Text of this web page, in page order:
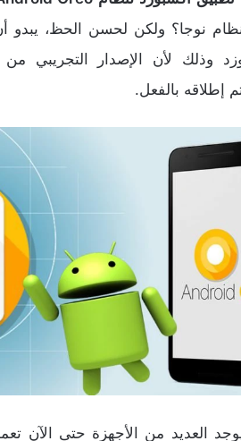
نوجا؟ ولكن لحسن الحظ، يبدو
وذلك لأن الإصدار التجريبي
إطلاقه بالفعل.
العديد من الأجهزة حتى الآن